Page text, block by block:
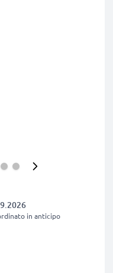
in anticipo